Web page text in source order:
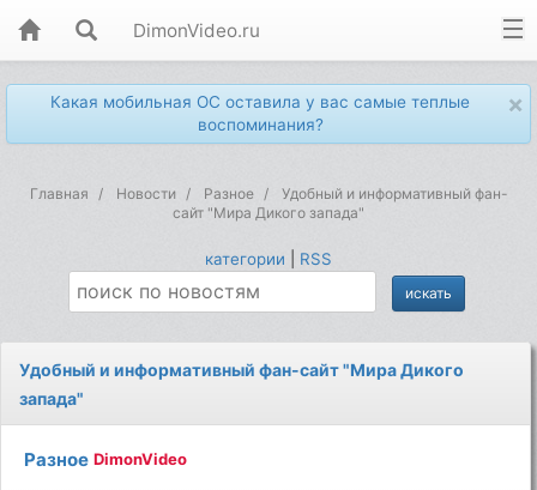
DimonVideo.ru
×
Какая мобильная ОС оставила у вас самые теплые
воспоминания?
Главная Новости Разное
Удобный и информативный фан-
сайт "Мира Дикого запада"
категории RSS
Удобный и информативный фан-сайт "Мира Дикого
запада"
Разное DimonVideo